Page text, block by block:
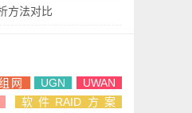
方法对比
网 UGN
UWAN
软件RAID方案